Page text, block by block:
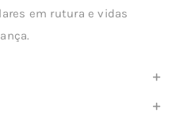
em rutura e vidas